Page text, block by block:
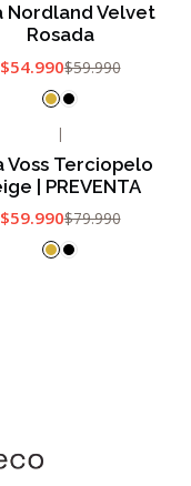
Nordland Velvet
Rosada
$54.990$59.990
|
Voss Terciopelo
| PREVENTA
$59.990$79.990